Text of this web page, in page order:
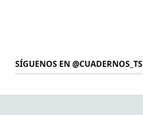
SÍGUENOS EN @CUADERNOS_TS